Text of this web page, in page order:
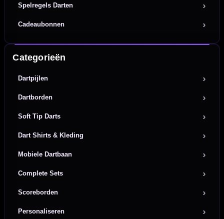
Spelregels Darten
Cadeaubonnen
Categorieën
Dartpijlen
Dartborden
Soft Tip Darts
Dart Shirts & Kleding
Mobiele Dartbaan
Complete Sets
Scoreborden
Personaliseren